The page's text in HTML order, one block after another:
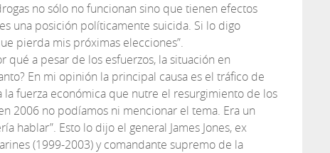
no sólo no funcionan sino que tienen efectos
una posición políticamente suicida. Si lo digo
pierda mis próximas elecciones”.
qué a pesar de los esfuerzos, la situación en
En mi opinión la principal causa es el tráfico de
la fuerza económica que nutre el resurgimiento de los
2006 no podíamos ni mencionar el tema. Era un
hablar”. Esto lo dijo el general James Jones, ex
(1999-2003) y comandante supremo de la